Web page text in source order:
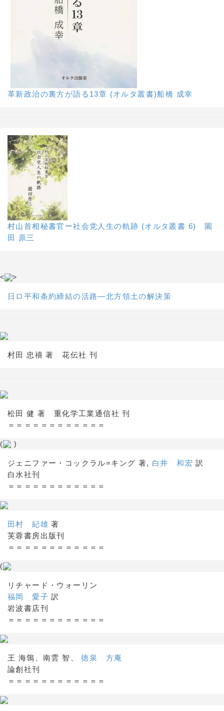
革新政治の裏方が語る13章 (オルタ叢書)船橋 成幸
村山首相秘書官ー社会党人生の軌跡 (オルタ叢書 6) 園
田 原三
< >
日ロ平和条約締結の活路―北方領土の解決策
村田 忠禧 著 花伝社 刊
松田 健 著 重化学工業通信社 刊
＝＝＝＝＝＝＝＝＝＝＝＝
( )
ジェニファー・コックラル=キング 著, 白井 和宏 訳
白水社刊
＝＝＝＝＝＝＝＝＝＝＝＝
田村 紀雄 著
芙蓉書房出版刊
＝＝＝＝＝＝＝＝＝＝＝＝
(
リチャード・ウォーリン
福岡 愛子 訳
岩波書店刊
＝＝＝＝＝＝＝＝＝＝＝＝
王 海鴒、南雲 智、徳泉 方庵
論創社刊
＝＝＝＝＝＝＝＝＝＝＝＝